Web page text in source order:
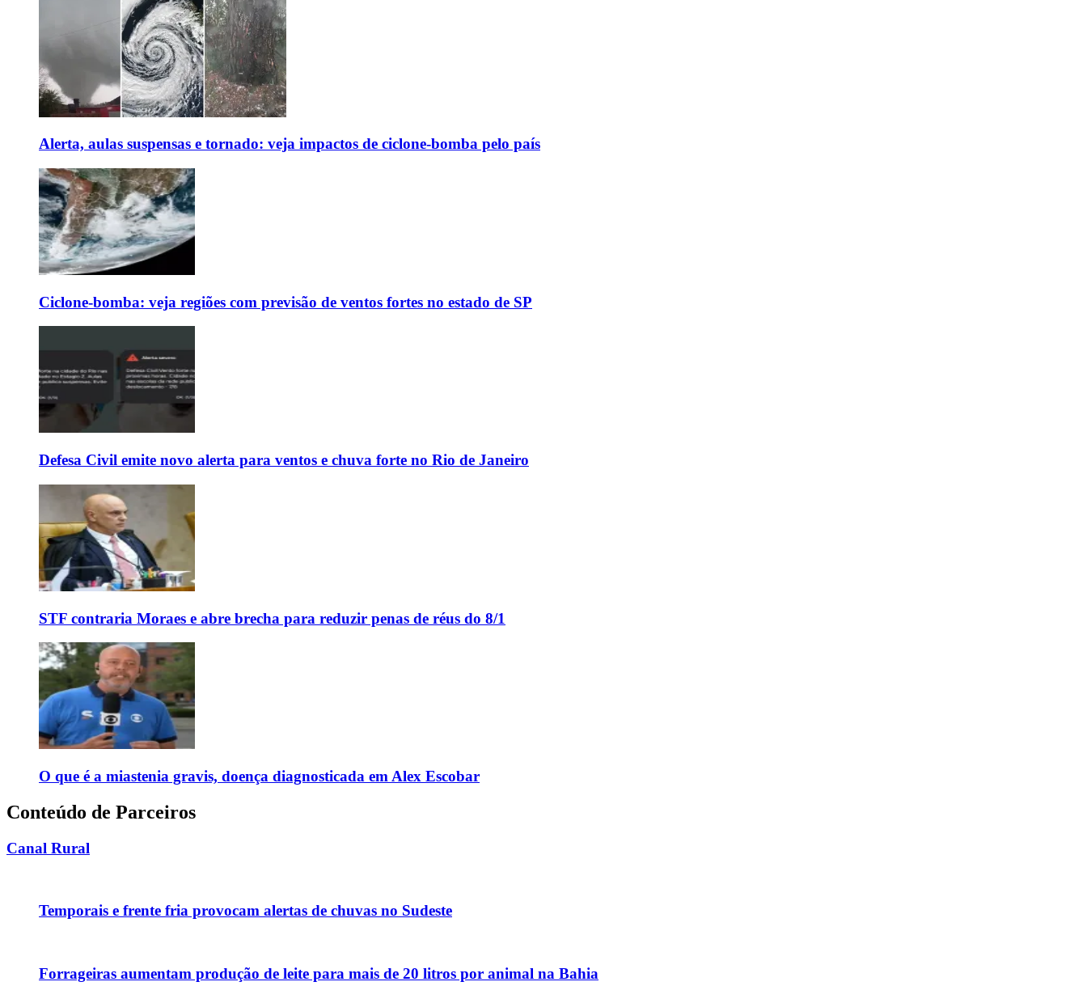
Alerta, aulas suspensas e tornado: veja impactos de ciclone-bomba pelo país
Ciclone-bomba: veja regiões com previsão de ventos fortes no estado de SP
Defesa Civil emite novo alerta para ventos e chuva forte no Rio de Janeiro
STF contraria Moraes e abre brecha para reduzir penas de réus do 8/1
O que é a miastenia gravis, doença diagnosticada em Alex Escobar
Conteúdo de Parceiros
Canal Rural
Temporais e frente fria provocam alertas de chuvas no Sudeste
Forrageiras aumentam produção de leite para mais de 20 litros por animal na Bahia